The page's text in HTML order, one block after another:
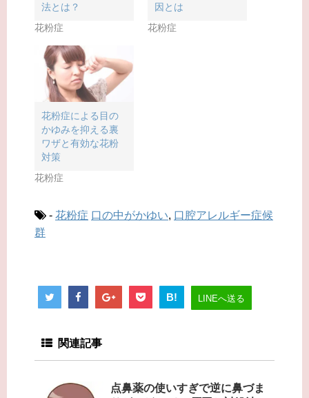
ウ
で
き
す
)
い
ウ
ィ
ン
ド
ウ
で
開
き
ま
す
)
法とは？
花粉症
因とは
花粉症
花粉症による目の
かゆみを抑える裏
ワザと有効な花粉
対策
花粉症
- 花粉症 口の中がかゆい, 口腔アレルギー症候
群
B! LINEへ送る
関連記事
点鼻薬の使いすぎで逆に鼻づま